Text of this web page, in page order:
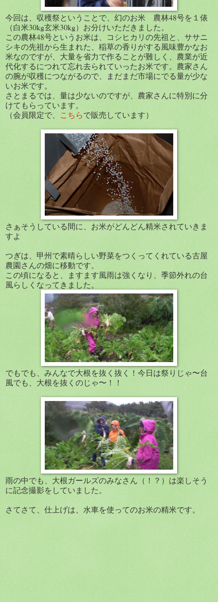
今回は、収穫祭ということで、幻のお米 農林48号を１俵
（白米30kg玄米30kg）お分けいただきました。
この農林48号というお米は、コシヒカリの先祖と、ササニ
シキの先祖から生まれた、稲草の香りがする風味豊かなお
米なのですが、大量を省力で作ることが難しく、農業が近
代化するにつれて忘れ去られていったお米です。農家さん
の腕が収穫につながるので、まだまだ市場にでる量が少な
いお米です。
さとまるでは、量は少ないのですが、農家さんに特別に分
けてもらっています。
（会員限定で、 こちらで販売しています）
さぁそうしている間に、お米がどんどん精米されていきま
すよ
つぎは、甲州で素晴らしい野菜をつくってくれている古屋
農園さんの畑に移動です。
この頃になると、ますます風雨は強くなり、季節外れの台
風らしくなってきました。
でもでも、みんなで大根を抜く抜く！今日は祭りじゃ〜台
風でも、大根を抜くのじゃ〜！！
雨の中でも、大根ガールズのみなさん（！？）は楽しそう
に記念撮影をしていました。
さてさて、仕上げは、水車を使ってのお米の精米です。